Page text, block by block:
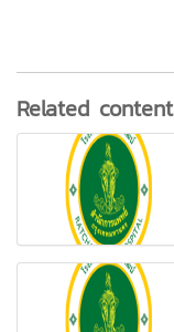
Related content